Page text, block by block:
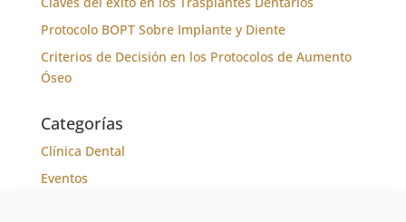
Protocolo BOPT Sobre Implante y Diente
Criterios de Decisión en los Protocolos de Aumento
Óseo
Categorías
Clínica Dental
Eventos